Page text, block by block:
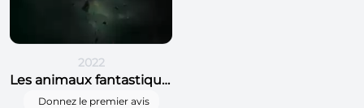
2022
Les animaux fantastiques 5
Donnez le premier avis